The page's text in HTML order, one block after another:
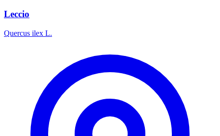
Leccio
Quercus ilex L.